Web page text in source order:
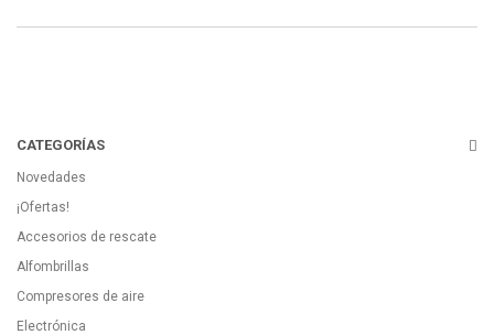
CATEGORÍAS
Novedades
¡Ofertas!
Accesorios de rescate
Alfombrillas
Compresores de aire
Electrónica